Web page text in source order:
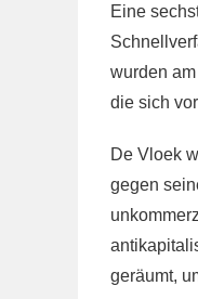
Eine
wurden
die sich
De Vloek
gegen
geräumt,